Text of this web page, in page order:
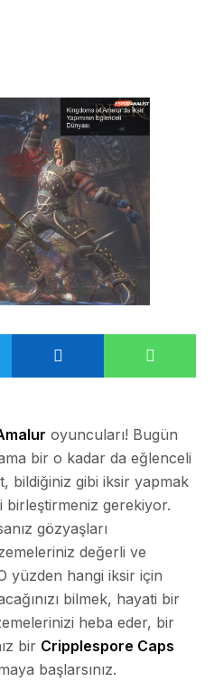
oyuncuları! Bugün
bir o kadar da eğlenceli
bildiğiniz gibi iksir yapmak
birleştirmeniz gerekiyor.
gözyaşları
değerli ve
yüzden hangi iksir için
bilmek, hayati bir
heba eder, bir
bir Cripplespore Caps
başlarsınız.